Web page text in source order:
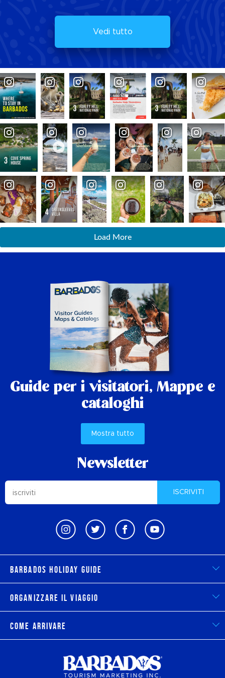
Vedi tutto
Load More
Guide per i visitatori, Mappe e
cataloghi
Mostra tutto
Newsletter
ISCRIVITI
Barbados Holiday Guide
Organizzare il viaggio
Come arrivare